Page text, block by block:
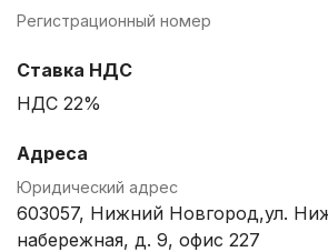
Регистрационный номер
Ставка НДС
НДС 22%
Адреса
Юридический адрес
603057, Нижний Новгород,ул.
набережная, д. 9, офис 227